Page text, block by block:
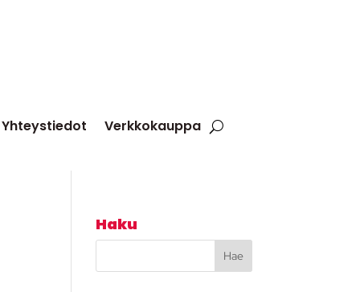
Yhteystiedot Verkkokauppa
Haku